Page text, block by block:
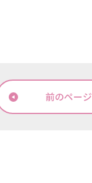
前のページ